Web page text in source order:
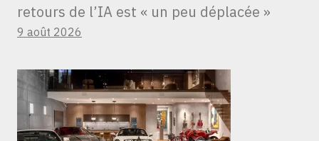
retours de l’IA est « un peu déplacée »
9 août 2026